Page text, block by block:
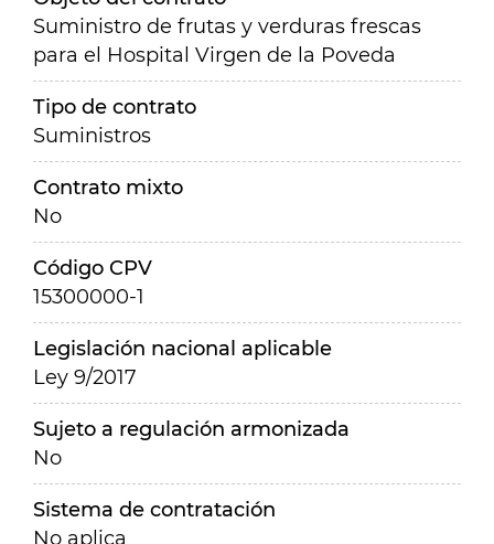
Suministro de frutas y verduras frescas
para el Hospital Virgen de la Poveda
Tipo de contrato
Suministros
Contrato mixto
No
Código CPV
15300000-1
Legislación nacional aplicable
Ley 9/2017
Sujeto a regulación armonizada
No
Sistema de contratación
No aplica